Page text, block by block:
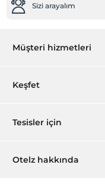
Sizi arayalım
Müşteri hizmetleri
Rezervasyon yönet
Keşfet
Hediye Kart
Tesisler için
Hemen tesisinizi
Otelz hakkında